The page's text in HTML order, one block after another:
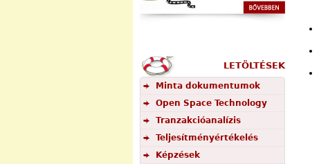
LETÖLTÉSEK
Minta dokumentumok
Open Space Technology
Tranzakcióanalízis
Teljesítményértékelés
Képzések